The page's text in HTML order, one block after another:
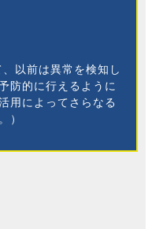
、以前は異常を検知し
防的に行えるように
用によってさらなる
）